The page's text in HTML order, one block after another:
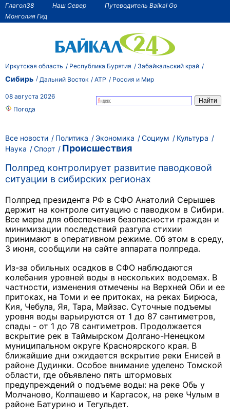
Глагол38 Наш Север
Путеводитель Baikal Go
Монголия Гид
Иркутская область Республика Бурятия Забайкальский край
Сибирь Дальний Восток АТР Россия и Мир
08 августа 2026
Погода
Все новости Политика Экономика Социум
Культура
Наука
Спорт
Происшествия
Полпред контролирует развитие паводковой
ситуации в сибирских регионах
Полпред президента РФ в СФО Анатолий Серышев
держит на контроле ситуацию с паводком в Сибири.
Все меры для обеспечения безопасности граждан и
минимизации последствий разгула стихии
принимают в оперативном режиме. Об этом в среду,
3 июня, сообщили на сайте аппарата полпреда.
Из-за обильных осадков в СФО наблюдаются
колебания уровней воды в нескольких водоемах. В
частности, изменения отмечены на Верхней Оби и ее
притоках, на Томи и ее притоках, на реках Бирюса,
Кия, Чебула, Яя, Тара, Майзас. Суточные подъемы
уровня воды варьируются от 1 до 87 сантиметров,
спады - от 1 до 78 сантиметров. Продолжается
вскрытие рек в Таймырском Долгано-Ненецком
муниципальном округе Красноярского края. В
ближайшие дни ожидается вскрытие реки Енисей в
районе Дудинки. Особое внимание уделено Томской
области, где объявлено пять штормовых
предупреждений о подъеме воды: на реке Обь у
Молчаново, Колпашево и Каргасок, на реке Чулым в
районе Батурино и Тегульдет.